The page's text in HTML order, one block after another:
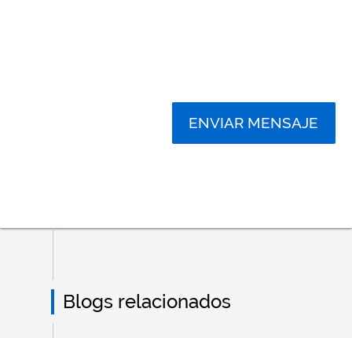
ENVIAR MENSAJE
Blogs relacionados